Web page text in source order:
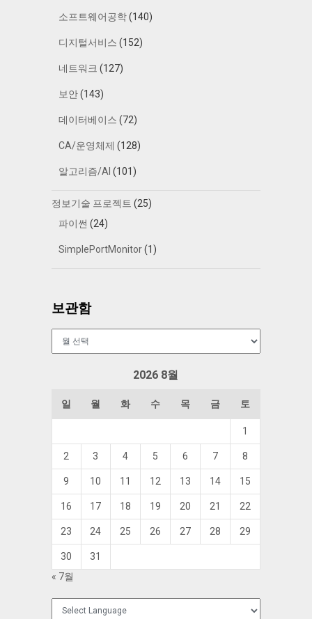
소프트웨어공학(140)
디지털서비스 (152)
네트워크 (127)
보안(143)
데이터베이스 (72)
CA/운영체제 (128)
알고리즘/AI (101)
정보기술 프로젝트 (25)
파이썬 (24)
SimplePortMonitor(1)
보관함
2026 8월
일 월 화 수 목 금 토
1
2 3 4 5 6 7 8
9 10 11 12 13 14 15
16 17 18 19 20 21 22
23 24 25 26 27 28 29
30
31
« 7월